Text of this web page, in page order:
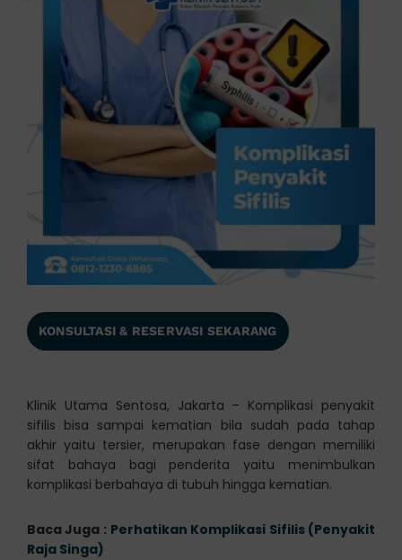
KONSULTASI & RESERVASI SEKARANG
Klinik Utama Sentosa, Jakarta – Komplikasi penyakit
sifilis bisa sampai kematian bila sudah pada tahap
akhir yaitu tersier, merupakan fase dengan memiliki
sifat bahaya bagi penderita yaitu menimbulkan
komplikasi berbahaya di tubuh hingga kematian.
Baca Juga : Perhatikan Komplikasi Sifilis (Penyakit
Raja Singa)